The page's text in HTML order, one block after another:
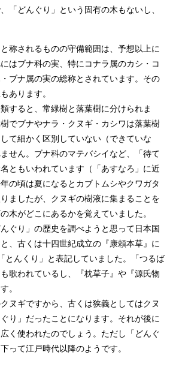
「どんぐり」という固有の木もないし、
称されるものの守備範囲は、予想以上に
はブナ科の実、特にコナラ属のカシ・コ
ブナ属の実の総称とされています。その
あります。
すると、常緑樹と落葉樹に分けられま
でブナやナラ・クヌギ・カシワは落葉樹
て細かく区別していない（できていな
せん。ブナ科のマテバシイなど、「待て
ともいわれています（「あすなろ」に近
の頃は夏になるとカブトムシやクワガタ
ましたが、クヌギの樹液に集まることを
木がどこにあるかを覚えていました。
ぐり」の歴史を調べようと思って日本国
、古くは十四世紀成立の『康頼本草』に
とんくり」と表記していました。「つるば
歌われているし、『枕草子』や『源氏物
。
ヌギですから、古くは狭義としてはクヌ
り」だったことになります。それが後に
く使われたのでしょう。ただし「どんぐ
って江戸時代以降のようです。